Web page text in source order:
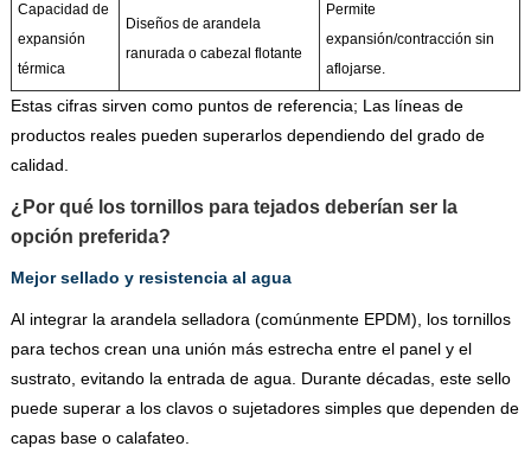
Capacidad de
expansión
térmica
Diseños de arandela
ranurada o cabezal flotante
Permite
expansión/contracción sin
aflojarse.
Estas cifras sirven como puntos de referencia; Las líneas de
productos reales pueden superarlos dependiendo del grado de
calidad.
¿Por qué los tornillos para tejados deberían ser la
opción preferida?
Mejor sellado y resistencia al agua
Al integrar la arandela selladora (comúnmente EPDM), los tornillos
para techos crean una unión más estrecha entre el panel y el
sustrato, evitando la entrada de agua. Durante décadas, este sello
puede superar a los clavos o sujetadores simples que dependen de
capas base o calafateo.